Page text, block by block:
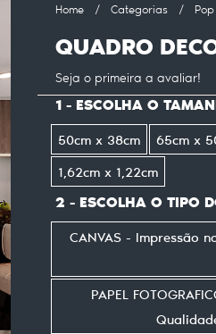
Home Categorias
QUADRO
Seja o primeira a avaliar!
1 - ESCOLHA O
50cm x 38cm 65cm x
1,62cm x 1,22cm
2 - ESCOLHA O TIPO
CANVAS - Impressão
PAPEL